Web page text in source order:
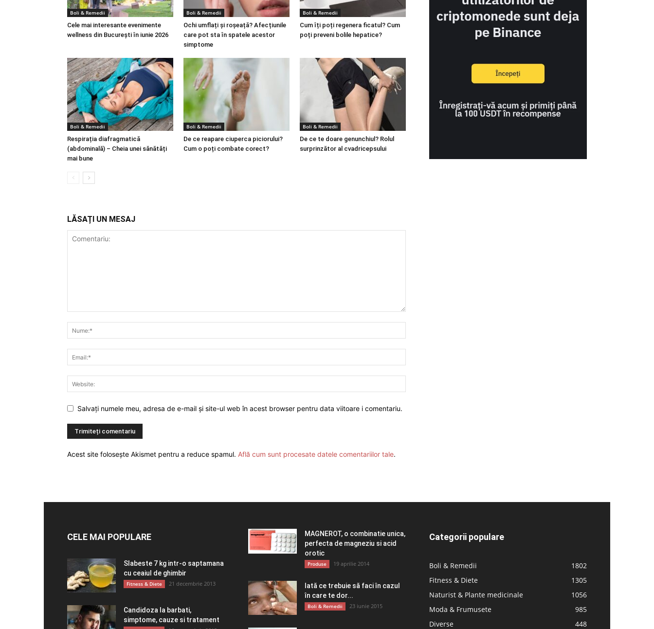
Boli & Remedii
Cele mai interesante evenimente
wellness din București în iunie 2026
Boli & Remedii
Ochi umflați și roșeață? Afecțiunile
care pot sta în spatele acestor
simptome
Boli & Remedii
Cum îți poți regenera ficatul? Cum
poți preveni bolile hepatice?
Boli & Remedii
Respirația diafragmatică
(abdominală) – Cheia unei sănătăți
mai bune
Boli & Remedii
De ce reapare ciuperca piciorului?
Cum o poți combate corect?
Boli & Remedii
De ce te doare genunchiul? Rolul
surprinzător al cvadricepsului
LĂSAȚI UN MESAJ
Salvați numele meu, adresa de e-mail și site-ul web în acest browser pentru data viitoare i comentariu.
Acest site folosește Akismet pentru a reduce spamul. Află cum sunt procesate datele comentariilor tale.
CELE MAI POPULARE
Slabeste 7 kg intr-o saptamana
cu ceaiul de ghimbir
Fitness & Diete 21 decembrie 2013
Candidoza la barbati,
simptome, cauze si tratament
MAGNEROT, o combinatie unica,
perfecta de magneziu si acid
orotic
Produse 19 aprilie 2014
Iată ce trebuie să faci în cazul
în care te dor...
Boli & Remedii 23 iunie 2015
Categorii populare
Boli & Remedii
1802
Fitness & Diete
1305
Naturist & Plante medicinale
1056
Moda & Frumusete
985
Diverse
448